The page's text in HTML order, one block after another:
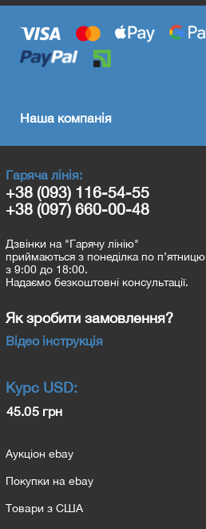
Наша компанія
Гаряча лінія:
+38 (093) 116-54-55
+38 (097) 660-00-48
Дзвінки на "Гарячу лінію"
приймаються з понеділка по п’ятницю
з 9:00 до 18:00.
Надаємо безкоштовні консультації.
Як зробити замовлення?
Відео інструкція
Курс USD:
45.05 грн
Аукціон ebay
Покупки на ebay
Товари з США